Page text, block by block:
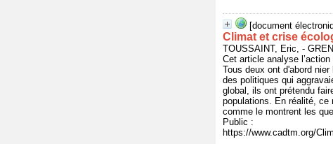
[document
Climat et crise
TOUSSAINT, Eric, -
Cet article analyse
Tous deux ont d'abord
des politiques qui
global, ils ont prétendu
populations. En réalité, ce
comme le montrent les
Public :
https://www.cadtm.org/